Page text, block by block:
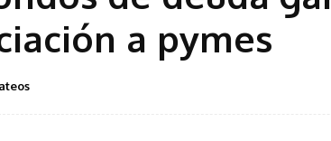
a pymes